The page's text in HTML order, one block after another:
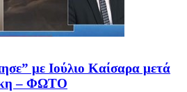
με Ιούλιο Καίσαρα μετά
– ΦΩΤΟ